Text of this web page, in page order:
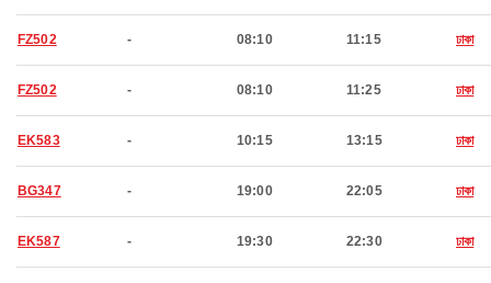
FZ502 - 08:10 11:15 ঢাকা
FZ502 - 08:10 11:25 ঢাকা
EK583 - 10:15 13:15 ঢাকা
BG347 - 19:00 22:05 ঢাকা
EK587 - 19:30 22:30 ঢাকা